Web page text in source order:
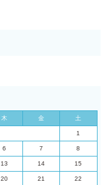
木 金 土
1
6 7 8
13 14 15
20 21 22